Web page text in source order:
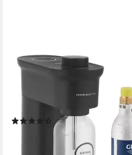
GROHE
Wassersprudler Blue Fizz
Starter Set, weniger als 5%
nicht-ionisierte Tenside
(3)
UVP 160,28 €